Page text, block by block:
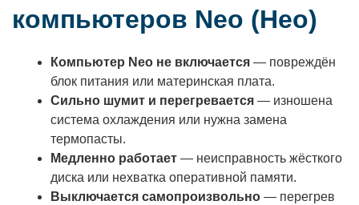
компьютеров Neo (Нео)
Компьютер Neo не включается — повреждён
блок питания или материнская плата.
Сильно шумит и перегревается — изношена
система охлаждения или нужна замена
термопасты.
Медленно работает — неисправность жёсткого
диска или нехватка оперативной памяти.
Выключается самопроизвольно — перегрев